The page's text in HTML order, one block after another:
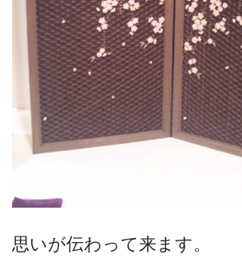
思いが伝わって来ます。